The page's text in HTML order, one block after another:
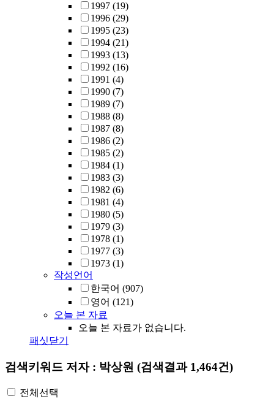
1997 (19)
1996 (29)
1995 (23)
1994 (21)
1993 (13)
1992 (16)
1991 (4)
1990 (7)
1989 (7)
1988 (8)
1987 (8)
1986 (2)
1985 (2)
1984 (1)
1983 (3)
1982 (6)
1981 (4)
1980 (5)
1979 (3)
1978 (1)
1977 (3)
1973 (1)
작성언어
한국어 (907)
영어 (121)
오늘 본 자료
오늘 본 자료가 없습니다.
패싯닫기
검색키워드 저자 : 박상원 (검색결과 1,464건)
전체선택